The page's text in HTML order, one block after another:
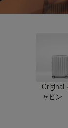
Original
ャビン